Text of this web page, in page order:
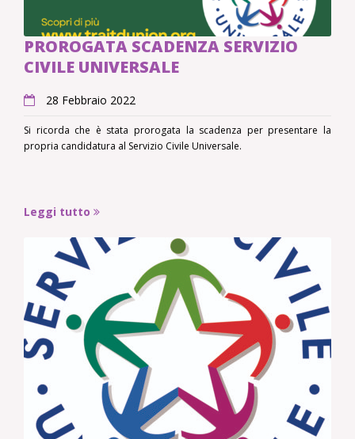
PROROGATA SCADENZA SERVIZIO
CIVILE UNIVERSALE
28 Febbraio 2022
Si ricorda che è stata prorogata la scadenza per presentare la
propria candidatura al Servizio Civile Universale.
Leggi tutto